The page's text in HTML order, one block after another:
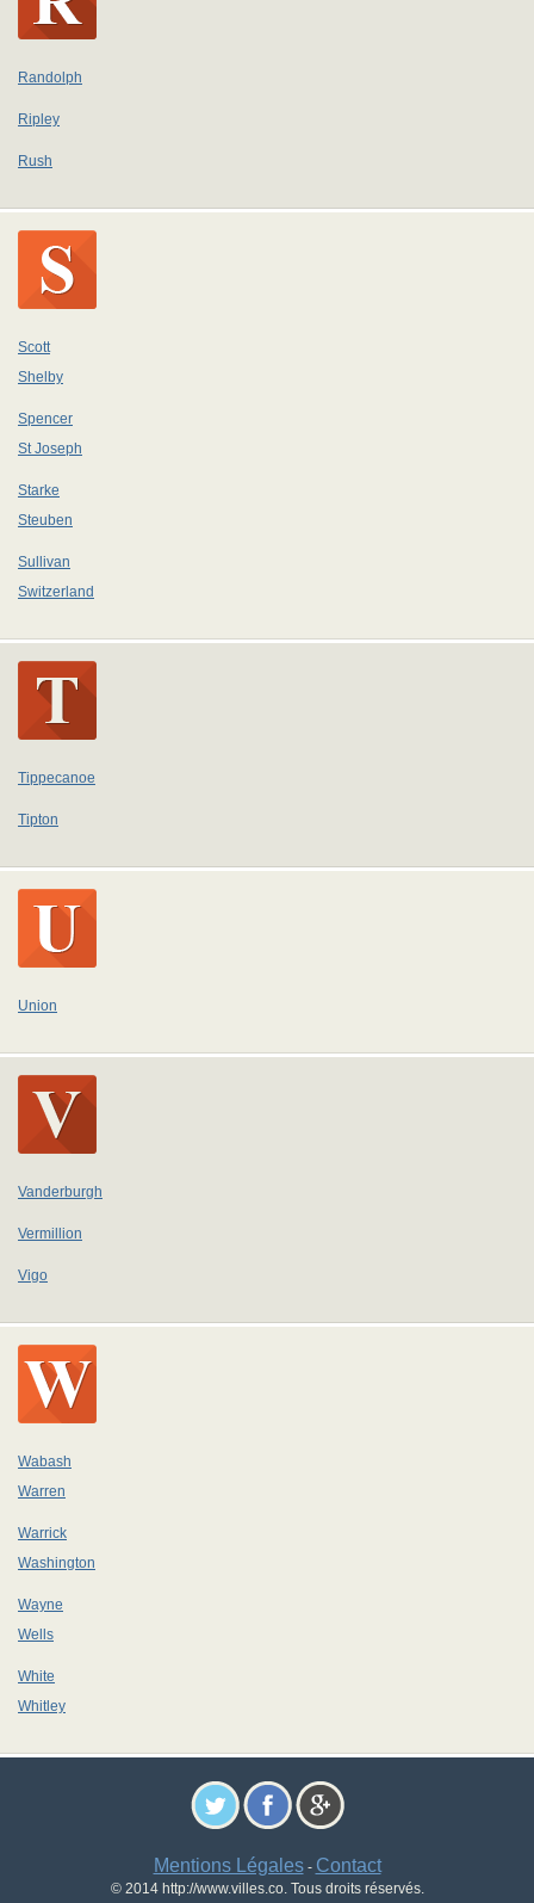
Randolph
Ripley
Rush
Scott
Shelby
Spencer
St Joseph
Starke
Steuben
Sullivan
Switzerland
Tippecanoe
Tipton
Union
Vanderburgh
Vermillion
Vigo
Wabash
Warren
Warrick
Washington
Wayne
Wells
White
Whitley
Mentions Légales- Contact
© 2014 http://www.villes.co. Tous droits réservés.